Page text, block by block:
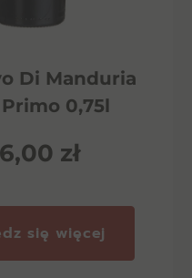
Di Manduria
Primo 0,75l
zł
się więcej